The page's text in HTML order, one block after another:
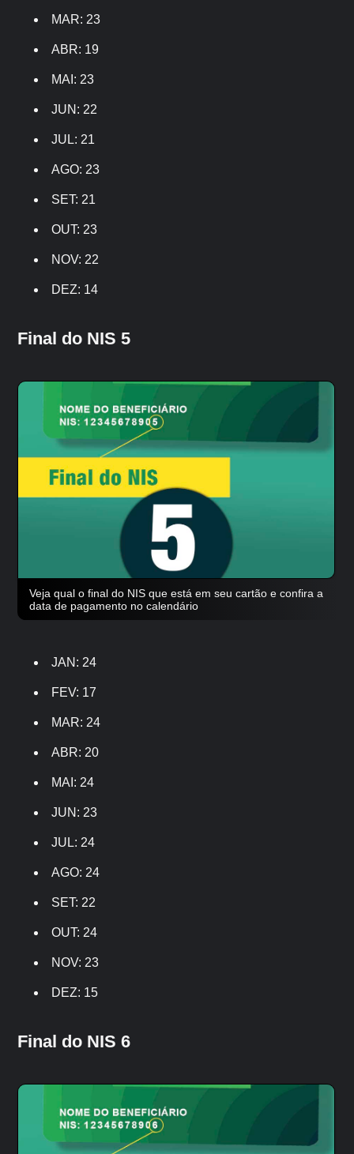
MAR: 23
ABR: 19
MAI: 23
JUN: 22
JUL: 21
AGO: 23
SET: 21
OUT: 23
NOV: 22
DEZ: 14
Final do NIS 5
Veja qual o final do NIS que está em seu cartão e confira a
data de pagamento no calendário
JAN: 24
FEV: 17
MAR: 24
ABR: 20
MAI: 24
JUN: 23
JUL: 24
AGO: 24
SET: 22
OUT: 24
NOV: 23
DEZ: 15
Final do NIS 6